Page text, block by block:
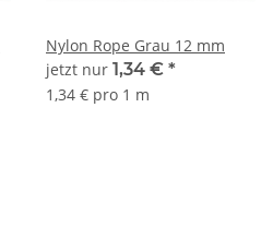
Nylon Rope Grau 12 mm
jetzt nur 1,34 € *
1,34 € pro 1 m